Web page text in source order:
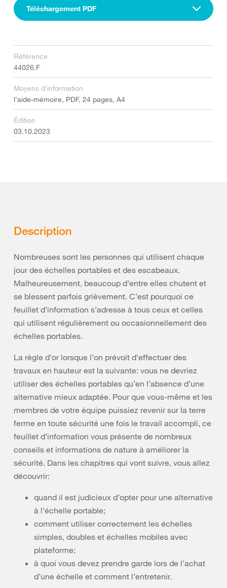
Téléchargement PDF
Référence
44026.F
Moyens d'information
l'aide-mémoire, PDF, 24 pages, A4
Édition
03.10.2023
Description
Nombreuses sont les personnes qui utilisent chaque
jour des échelles portables et des escabeaux.
Malheureusement, beaucoup d’entre elles chutent et
se blessent parfois grièvement. C’est pourquoi ce
feuillet d’information s’adresse à tous ceux et celles
qui utilisent régulièrement ou occasionnellement des
échelles portables.
La règle d’or lorsque l’on prévoit d’effectuer des
travaux en hauteur est la suivante: vous ne devriez
utiliser des échelles portables qu’en l’absence d’une
alternative mieux adaptée. Pour que vous-même et les
membres de votre équipe puissiez revenir sur la terre
ferme en toute sécurité une fois le travail accompli, ce
feuillet d’information vous présente de nombreux
conseils et informations de nature à améliorer la
sécurité. Dans les chapitres qui vont suivre, vous allez
découvrir:
quand il est judicieux d’opter pour une alternative
à l’échelle portable;
comment utiliser correctement les échelles
simples, doubles et échelles mobiles avec
plateforme;
à quoi vous devez prendre garde lors de l’achat
d’une échelle et comment l’entretenir.